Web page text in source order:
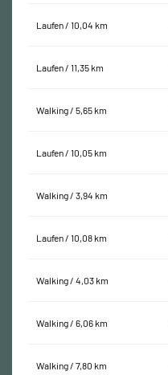
Laufen / 10,04 km
Laufen / 11,35 km
Walking / 5,65 km
Laufen / 10,05 km
Walking / 3,94 km
Laufen / 10,08 km
Walking / 4,03 km
Walking / 6,06 km
Walking / 7,80 km